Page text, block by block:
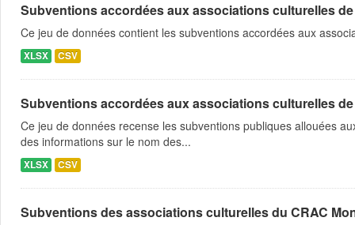
Subventions accordées aux associations culturelles
Ce jeu de données contient les subventions accordées aux
XLSX CSV
Subventions accordées aux associations culturelles
Ce jeu de données recense les subventions publiques allouées
des informations sur le nom des...
XLSX CSV
Subventions des associations culturelles du CRAC